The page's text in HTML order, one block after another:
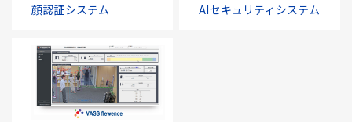
顔認証システム AIセキュリティシステム